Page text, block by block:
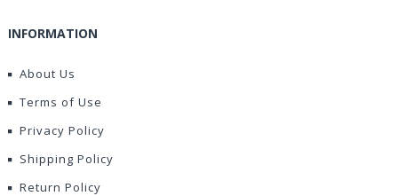
INFORMATION
About Us
Terms of Use
Privacy Policy
Shipping Policy
Return Policy